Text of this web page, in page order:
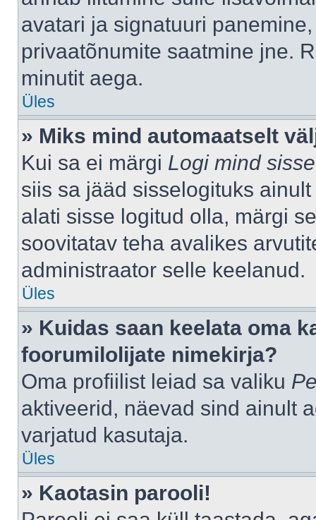
avatari ja signatuuri
privaatõnumite saatmine jne.
minutit aega.
Üles
» Miks mind automaatselt
Kui sa ei märgi Logi mind
siis sa jääd sisselogituks
alati sisse logitud olla, märgi
soovitatav teha avalikes
administraator selle keelanud.
Üles
» Kuidas saan keelata oma
foorumilolijate nimekirja?
Oma profiilist leiad sa valiku
aktiveerid, näevad sind ainult
varjatud kasutaja.
Üles
» Kaotasin parooli!